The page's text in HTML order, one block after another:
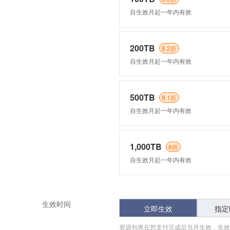
自生效月起一年内有效
200TB
8.2折
自生效月起一年内有效
500TB
8.1折
自生效月起一年内有效
1,000TB
8折
自生效月起一年内有效
生效时间 立即生效 指
资源包将在您支付完成后当月生效，生